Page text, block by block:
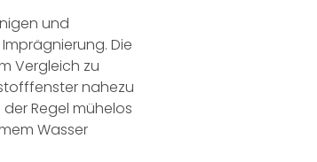
und
Die
Vergleich zu
nahezu
Regel mühelos
Wasser